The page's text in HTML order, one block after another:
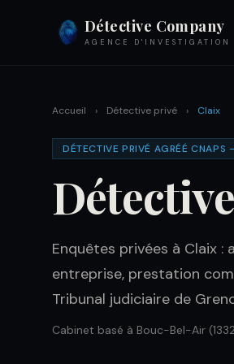
Détective Company
AGENCE D'INVESTIGATION
Accueil › Détective privé › Claix
DÉTECTIVE PRIVÉ AGRÉÉ
Enquêtes privées à Claix
entreprise, prestation
Tribunal judiciaire de
Cabinet basé à Bouc-Bel-Air